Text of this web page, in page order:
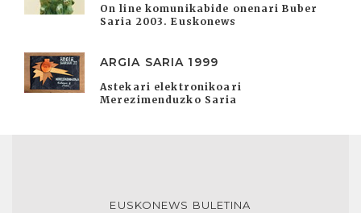
On line komunikabide onenari Buber
Saria 2003. Euskonews
ARGIA SARIA 1999
Astekari elektronikoari
Merezimenduzko Saria
EUSKONEWS BULETINA